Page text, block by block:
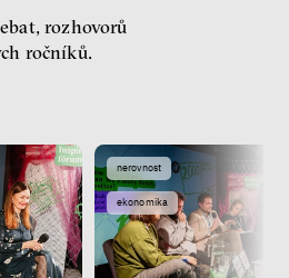
rozhovorů
ročníků.
nerovnost
ekonomika